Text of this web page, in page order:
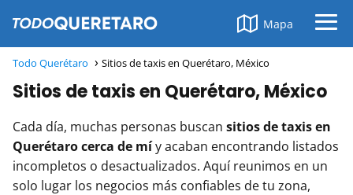
Mapa
Todo Querétaro Sitios de taxis en Querétaro, México
Sitios de taxis en Querétaro, México
Cada día, muchas personas buscan sitios de taxis en
Querétaro cerca de míy acaban encontrando listados
incompletos o desactualizados. Aquí reunimos en un
solo lugar los negocios más confiables de tu zona,